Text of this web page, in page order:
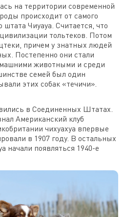
на территории современной
происходит от самого
штата Чиуауа. Считается, что
тольтеков. Потом
причем у знатных людей
Постепенно они стали
животными и среди
семей был один
этих собак «течичи».
в Соединенных Штатах.
Американский клуб
чихуахуа впервые
в 1907 году. В остальных
начали появляться 1940-е